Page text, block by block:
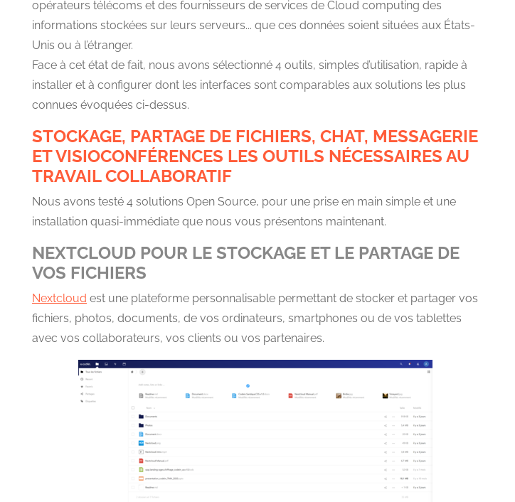
opérateurs télécoms et des fournisseurs de services de Cloud computing des
informations stockées sur leurs serveurs... que ces données soient situées aux États-
Unis ou à l’étranger.
Face à cet état de fait, nous avons sélectionné 4 outils, simples d’utilisation, rapide à
installer et à configurer dont les interfaces sont comparables aux solutions les plus
connues évoquées ci-dessus.
STOCKAGE, PARTAGE DE FICHIERS, CHAT, MESSAGERIE
ET VISIOCONFÉRENCES LES OUTILS NÉCESSAIRES AU
TRAVAIL COLLABORATIF
Nous avons testé 4 solutions Open Source, pour une prise en main simple et une
installation quasi-immédiate que nous vous présentons maintenant.
NEXTCLOUD POUR LE STOCKAGE ET LE PARTAGE DE
VOS FICHIERS
Nextcloud est une plateforme personnalisable permettant de stocker et partager vos
fichiers, photos, documents, de vos ordinateurs, smartphones ou de vos tablettes
avec vos collaborateurs, vos clients ou vos partenaires.